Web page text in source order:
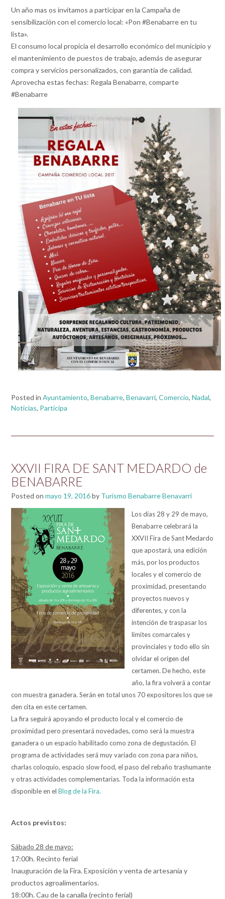
Un año mas os invitamos a participar en la Campaña de
sensibilización con el comercio local: «Pon ‪#‎Benabarre‬ en tu
lista».
El consumo local propicia el desarrollo económico del municipio y
el mantenimiento de puestos de trabajo, además de asegurar
compra y servicios personalizados, con garantía de calidad.
Aprovecha estas fechas: Regala Benabarre, comparte
#Benabarre
Posted in Ayuntamiento, Benabarre, Benavarri, Comercio, Nadal,
Noticias, Participa
XXVII FIRA DE SANT MEDARDO de
BENABARRE
Posted on mayo 19, 2016by Turismo Benabarre Benavarri
Los días 28 y 29 de mayo,
Benabarre celebrará la
XXVII Fira de Sant Medardo
que apostará, una edición
más, por los productos
locales y el comercio de
proximidad, presentando
proyectos nuevos y
diferentes, y con la
intención de traspasar los
límites comarcales y
provinciales y todo ello sin
olvidar el origen del
certamen. De hecho, este
año, la fira volverá a contar
con muestra ganadera. Serán en total unos 70 expositores los que se
den cita en este certamen.
La fira seguirá apoyando el producto local y el comercio de
proximidad pero presentará novedades, como será la muestra
ganadera o un espacio habilitado como zona de degustación. El
programa de actividades será muy variado con zona para niños,
charlas coloquio, espacio slow food, el paso del rebaño trashumante
y otras actividades complementarias. Toda la información esta
disponible en el Blog de la Fira.
Actos previstos:
Sábado 28 de mayo:
17:00h. Recinto ferial
Inauguración de la Fira. Exposición y venta de artesanía y
productos agroalimentarios.
18:00h. Cau de la canalla (recinto ferial)